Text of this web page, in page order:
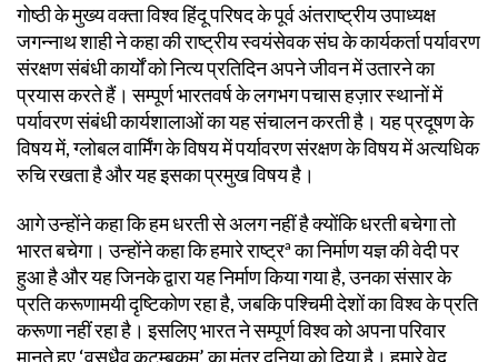
गोष्ठी के मुख्य वक्ता विश्व हिंदू परिषद के पूर्व अंतराष्ट्रीय उपाध्यक्ष
जगन्नाथ शाही ने कहा की राष्ट्रीय स्वयंसेवक संघ के कार्यकर्ता पर्यावरण
संरक्षण संबंधी कार्यों को नित्य प्रतिदिन अपने जीवन में उतारने का
प्रयास करते हैं। सम्पूर्ण भारतवर्ष के लगभग पचास हज़ार स्थानों में
पर्यावरण संबंधी कार्यशालाओं का यह संचालन करती है। यह प्रदूषण के
विषय में, ग्लोबल वार्मिंग के विषय में पर्यावरण संरक्षण के विषय में अत्यधिक
रुचि रखता है और यह इसका प्रमुख विषय है।
आगे उन्होंने कहा कि हम धरती से अलग नहीं है क्योंकि धरती बचेगा तो
भारत बचेगा। उन्होंने कहा कि हमारे राष्ट्रª का निर्माण यज्ञ की वेदी पर
हुआ है और यह जिनके द्वारा यह निर्माण किया गया है, उनका संसार के
प्रति करूणामयी दृष्टिकोण रहा है, जबकि पश्चिमी देशों का विश्व के प्रति
करूणा नहीं रहा है। इसलिए भारत ने सम्पूर्ण विश्व को अपना परिवार
मानते हुए ‘वसुधैव कुटुम्बकम’ का मंत्र दुनिया को दिया है। हमारे वेद